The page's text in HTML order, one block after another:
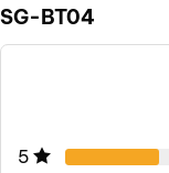
SG-BT04
5